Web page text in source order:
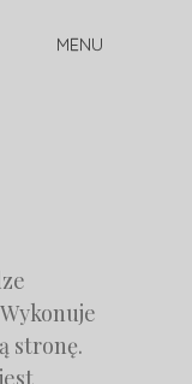
MENU
stronę.